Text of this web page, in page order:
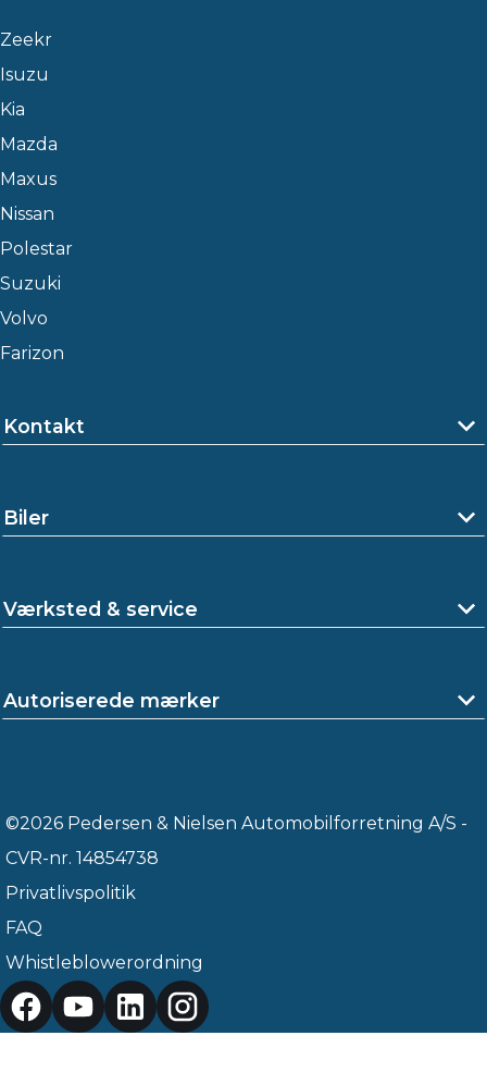
Zeekr
Isuzu
Kia
Mazda
Maxus
Nissan
Polestar
Suzuki
Volvo
Farizon
Kontakt
Biler
Værksted & service
Autoriserede mærker
©2026 Pedersen & Nielsen Automobilforretning A/S -
CVR-nr. 14854738
Privatlivspolitik
FAQ
Whistleblowerordning